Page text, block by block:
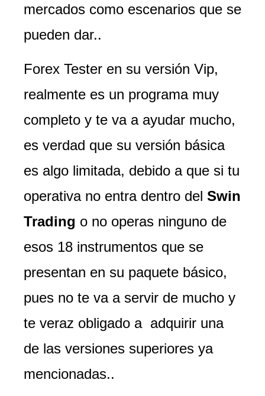
mercados como escenarios que se
pueden dar..
Forex Tester en su versión Vip,
realmente es un programa muy
completo y te va a ayudar mucho,
es verdad que su versión básica
es algo limitada, debido a que si tu
operativa no entra dentro del Swin
Trading o no operas ninguno de
esos 18 instrumentos que se
presentan en su paquete básico,
pues no te va a servir de mucho y
te veraz obligado a adquirir una
de las versiones superiores ya
mencionadas..